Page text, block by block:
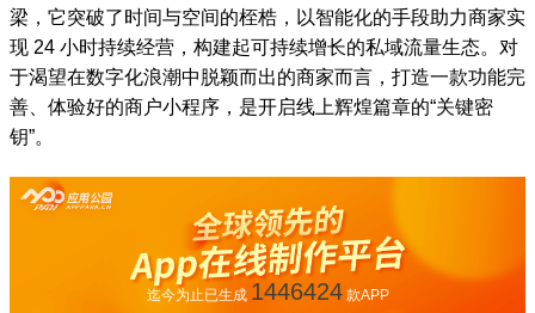
梁，它突破了时间与空间的桎梏，以智能化的手段助力商家实
现 24 小时持续经营，构建起可持续增长的私域流量生态。对
于渴望在数字化浪潮中脱颖而出的商家而言，打造一款功能完
善、体验好的商户小程序，是开启线上辉煌篇章的“关键密
钥”。
迄今为止已生成 1446424款APP